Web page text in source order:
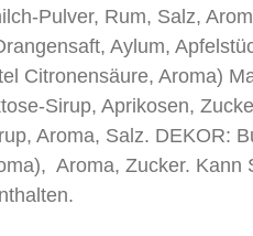
Pulver, Rum, Salz,
Aylum,
Citronensäure, Aroma)
Sirup, Aprikosen,
Aroma, Salz. DEKOR:
Aroma, Zucker. Kann